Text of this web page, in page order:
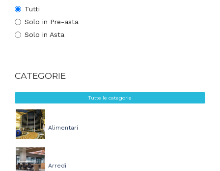
Tutti
Solo in Pre-asta
Solo in Asta
CATEGORIE
Tutte le categorie
Alimentari
Arredi